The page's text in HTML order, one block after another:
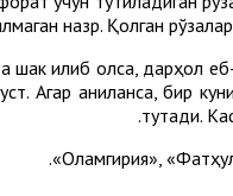
назр. Қолган
шак қилиб қолса, дарҳол
аниқланса, бир
тутади.